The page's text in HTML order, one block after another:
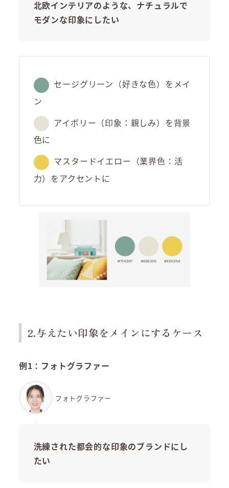
北欧インテリアのような、ナチュラルで
モダンな印象にしたい
セージグリーン（好きな色）をメイ
ン
アイボリー（印象：親しみ）を背景
色に
マスタードイエロー（業界色：活
力）をアクセントに
2.与えたい印象をメインにするケース
例1：フォトグラファー
フォトグラファー
洗練された都会的な印象のブランドにし
たい